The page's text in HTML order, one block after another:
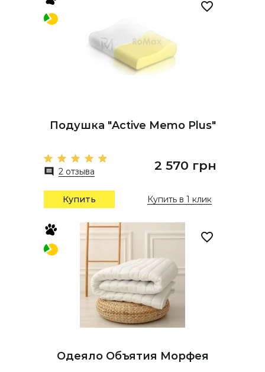
Подушка "Active Memo Plus"
2 отзыва 2 570 грн
Купить Купить в 1 клик
Одеяло Объятия Морфея